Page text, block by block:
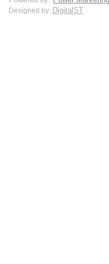
Designed by: DigitalST